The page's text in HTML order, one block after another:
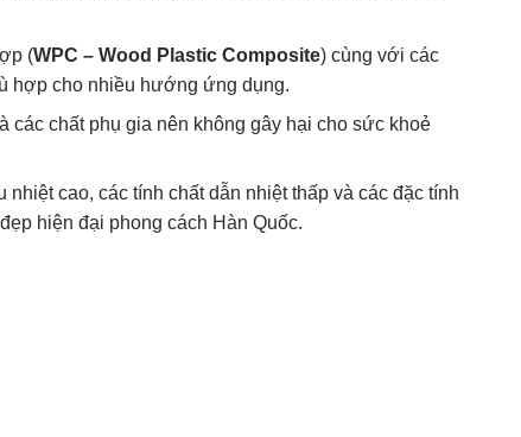
(WPC – Wood Plastic Composite) cùng với các
hợp cho nhiều hướng ứng dụng.
các chất phụ gia nên không gây hại cho sức khoẻ
cao, các tính chất dẫn nhiệt thấp và các đặc tính
hiện đại phong cách Hàn Quốc.